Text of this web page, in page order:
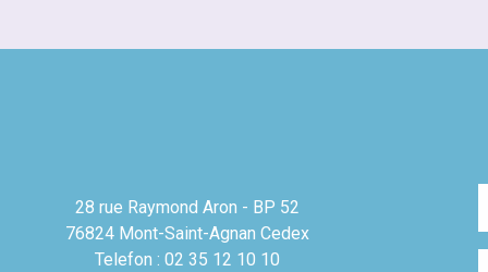
28 rue Raymond Aron - BP 52
76824 Mont-Saint-Agnan Cedex
Telefon : 02 35 12 10 10